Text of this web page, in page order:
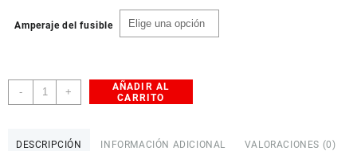
Amperaje del fusible
-
Fusible
Rápido
+
AÑADIR AL
CARRITO
DESCRIPCIÓN INFORMACIÓN ADICIONAL VALORACIONES (0)